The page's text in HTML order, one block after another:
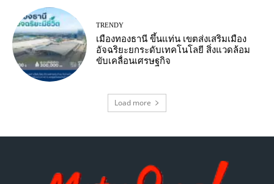
TRENDY
เมืองทองธานี ขึ้นแท่น เขตส่งเสริมเมือง
อัจฉริยะยกระดับเทคโนโลยี สิ่งแวดล้อม
ขับเคลื่อนเศรษฐกิจ
Load more